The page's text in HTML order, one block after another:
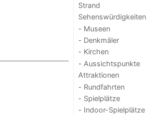
Strand
Sehenswürdigkeiten
- Museen
- Denkmäler
- Kirchen
- Aussichtspunkte
Attraktionen
- Rundfahrten
- Spielplätze
- Indoor-Spielplätze